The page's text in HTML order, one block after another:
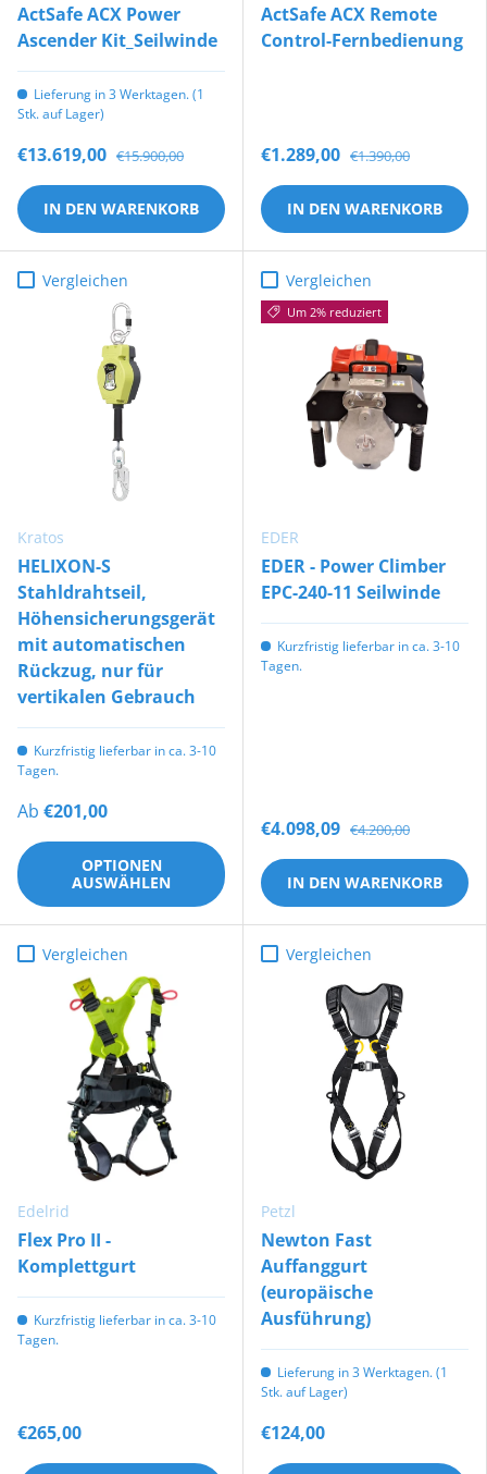
ActSafe ACX Power
Ascender Kit_Seilwinde
Lieferung in 3 Werktagen. (1
Stk. auf Lager)
€13.619,00 €15.900,00
IN DEN WARENKORB
ActSafe ACX Remote
Control-Fernbedienung
€1.289,00 €1.390,00
IN DEN WARENKORB
Vergleichen
Kratos
HELIXON-S
Stahldrahtseil,
Höhensicherungsgerät
mit automatischen
Rückzug, nur für
vertikalen Gebrauch
Kurzfristig lieferbar in ca. 3-10
Tagen.
Ab €201,00
OPTIONEN
AUSWÄHLEN
Vergleichen
Um 2% reduziert
EDER
EDER - Power Climber
EPC-240-11 Seilwinde
Kurzfristig lieferbar in ca. 3-10
Tagen.
€4.098,09 €4.200,00
IN DEN WARENKORB
Vergleichen
Edelrid
Flex Pro II -
Komplettgurt
Kurzfristig lieferbar in ca. 3-10
Tagen.
€265,00
Vergleichen
Petzl
Newton Fast
Auffanggurt
(europäische
Ausführung)
Lieferung in 3 Werktagen. (1
Stk. auf Lager)
€124,00